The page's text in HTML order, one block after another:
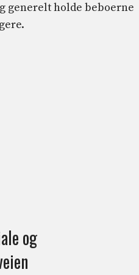
generelt holde beboerne
og